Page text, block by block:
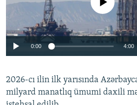
Auto 240p 360p
No media source
0:00 4:00
2026-cı ilin ilk yarısında
milyard manatlıq ümumi daxili